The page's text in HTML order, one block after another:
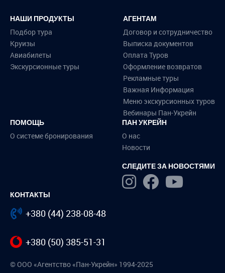
НАШИ ПРОДУКТЫ
Подбор тура
Круизы
Авиабилеты
Экскурсионные туры
АГЕНТАМ
Договор и сотрудничество
Выписка документов
Оплата Туров
Оформление возвратов
Рекламные туры
Важная Информация
Меню экскурсионных туров
Вебинары Пан-Укрейн
ПОМОЩЬ
О системе бронирования
ПАН УКРЕЙН
О нас
Новости
СЛЕДИТЕ ЗА НОВОСТЯМИ
КОНТАКТЫ
+380 (44) 238-08-48
+380 (50) 385-51-31
© ООО «Агентство «Пан-Укрейн» 1994-2025